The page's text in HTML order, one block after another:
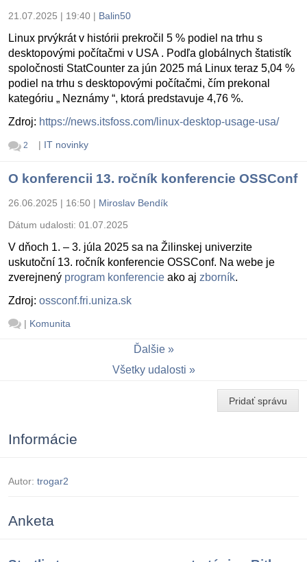
21.07.2025 | 19:40 | Balin50
Linux prvýkrát v histórii prekročil 5 % podiel na trhu s
desktopovými počítačmi v USA . Podľa globálnych štatistík
spoločnosti StatCounter za jún 2025 má Linux teraz 5,04 %
podiel na trhu s desktopovými počítačmi, čím prekonal
kategóriu „ Neznámy “, ktorá predstavuje 4,76 %.
Zdroj: https://news.itsfoss.com/linux-desktop-usage-usa/
2 | IT novinky
O konferencii 13. ročník konferencie OSSConf
26.06.2025 | 16:50 | Miroslav Bendík
Dátum udalosti: 01.07.2025
V dňoch 1. – 3. júla 2025 sa na Žilinskej univerzite
uskutoční 13. ročník konferencie OSSConf. Na webe je
zverejnený program konferencie ako aj zborník.
Zdroj: ossconf.fri.uniza.sk
| Komunita
Ďalšie
Všetky udalosti
Pridať správu
Informácie
Autor: trogar2
Anketa